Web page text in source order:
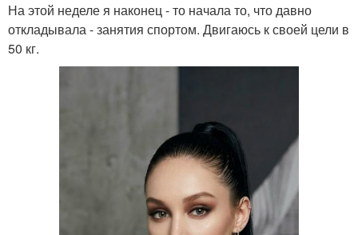
На этой неделе я наконец - то начала то, что давно
откладывала - занятия спортом. Двигаюсь к своей цели в
50 кг.